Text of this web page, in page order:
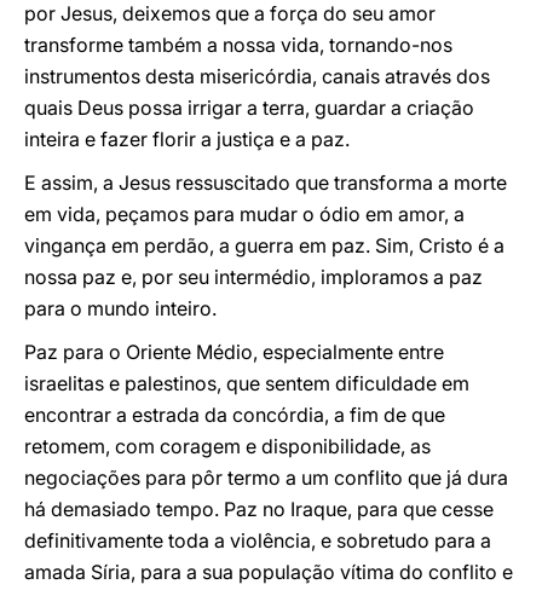
por Jesus, deixemos que a força do seu amor
transforme também a nossa vida, tornando-nos
instrumentos desta misericórdia, canais através dos
quais Deus possa irrigar a terra, guardar a criação
inteira e fazer florir a justiça e a paz.
E assim, a Jesus ressuscitado que transforma a morte
em vida, peçamos para mudar o ódio em amor, a
vingança em perdão, a guerra em paz. Sim, Cristo é a
nossa paz e, por seu intermédio, imploramos a paz
para o mundo inteiro.
Paz para o Oriente Médio, especialmente entre
israelitas e palestinos, que sentem dificuldade em
encontrar a estrada da concórdia, a fim de que
retomem, com coragem e disponibilidade, as
negociações para pôr termo a um conflito que já dura
há demasiado tempo. Paz no Iraque, para que cesse
definitivamente toda a violência, e sobretudo para a
amada Síria, para a sua população vítima do conflito e